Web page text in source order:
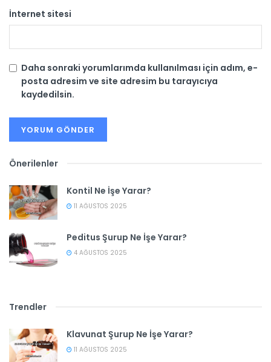
İnternet sitesi
Daha sonraki yorumlarımda kullanılması için adım, e-
posta adresim ve site adresim bu tarayıcıya
kaydedilsin.
Önerilenler
Kontil Ne İşe Yarar?
11 AĞUSTOS 2025
Peditus Şurup Ne İşe Yarar?
4 AĞUSTOS 2025
Trendler
Klavunat Şurup Ne İşe Yarar?
11 AĞUSTOS 2025